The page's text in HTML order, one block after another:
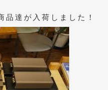
達が入荷しました！